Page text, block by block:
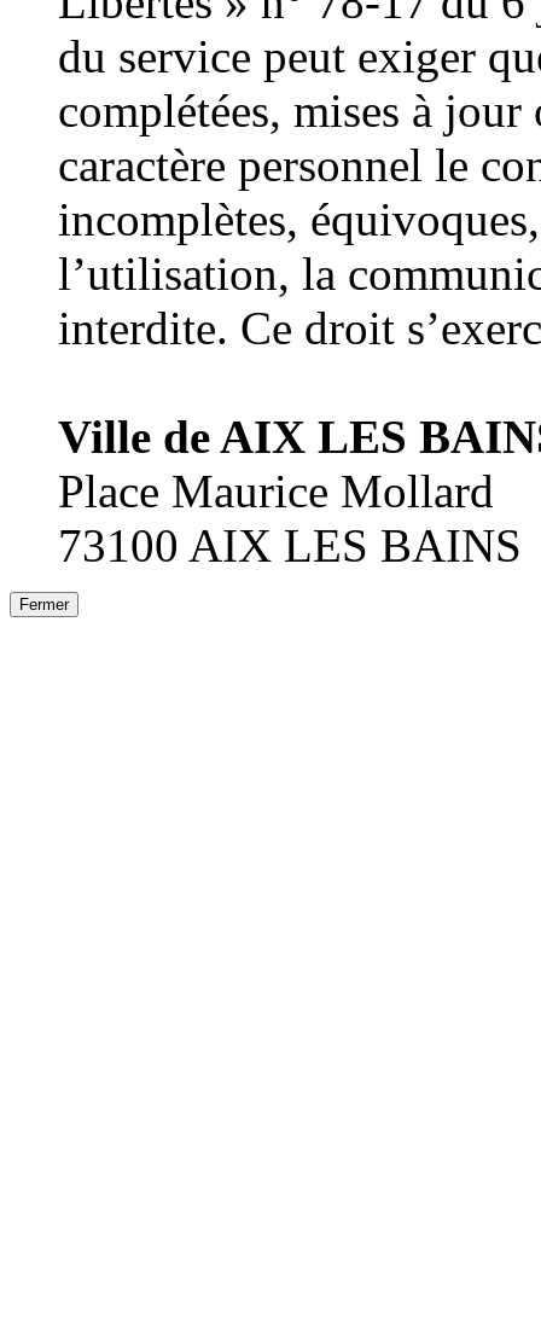
du service peut exiger
complétées, mises à jour
caractère personnel le
incomplètes,
l’utilisation, la
interdite. Ce droit
Ville de AIX LES
Place Maurice Mollard
73100 AIX LES BAINS
Fermer